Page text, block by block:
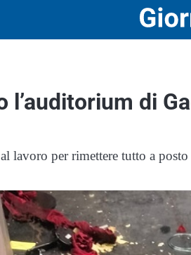
l’auditorium di
lavoro per rimettere tutto a